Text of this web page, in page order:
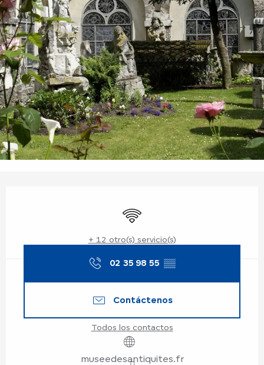
Wifi
+ 12 otro(s) servicio(s)
02 35 98 55 ▒▒
Contáctenos
Todos los contactos
museedesantiquites.fr